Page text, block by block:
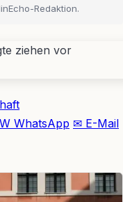
Redaktion.
W WhatsApp ✉ E-Mail